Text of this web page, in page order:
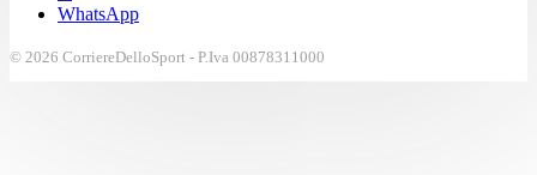
WhatsApp
© 2026 CorriereDelloSport - P.Iva 00878311000